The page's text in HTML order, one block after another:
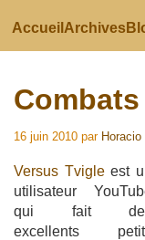
Accueil Archives
16 juin 2010 par
Versus Tvigleest
utilisateur
qui fait
excellents